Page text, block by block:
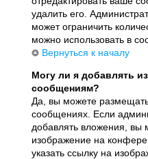
удалить его.
может ограничить
можно использовать в
Вернуться к началу
Могу ли я добавлять
сообщениям?
Да, вы можете
сообщениях. Если
добавлять вложения, вы
изображение на
указать ссылку на